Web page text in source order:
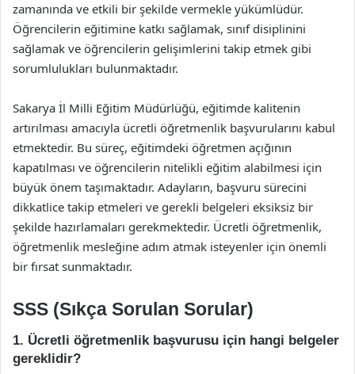
zamanında ve etkili bir şekilde vermekle yükümlüdür.
Öğrencilerin eğitimine katkı sağlamak, sınıf disiplinini
sağlamak ve öğrencilerin gelişimlerini takip etmek gibi
sorumlulukları bulunmaktadır.
Sakarya İl Milli Eğitim Müdürlüğü, eğitimde kalitenin
artırılması amacıyla ücretli öğretmenlik başvurularını kabul
etmektedir. Bu süreç, eğitimdeki öğretmen açığının
kapatılması ve öğrencilerin nitelikli eğitim alabilmesi için
büyük önem taşımaktadır. Adayların, başvuru sürecini
dikkatlice takip etmeleri ve gerekli belgeleri eksiksiz bir
şekilde hazırlamaları gerekmektedir. Ücretli öğretmenlik,
öğretmenlik mesleğine adım atmak isteyenler için önemli
bir fırsat sunmaktadır.
SSS (Sıkça Sorulan Sorular)
1. Ücretli öğretmenlik başvurusu için hangi belgeler
gereklidir?